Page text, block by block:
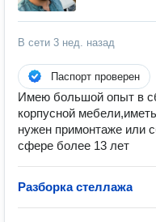
В сети 3 нед. назад
Паспорт проверен
Имею большой опыт в
корпусной
нужен примонтаже или
сфере более 13 лет
Разборка стеллажа